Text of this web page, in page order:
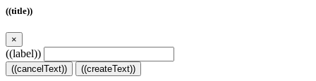
((title))
×
((label))
((cancelText)) ((createText))